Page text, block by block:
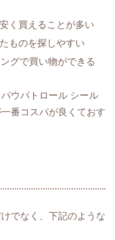
く買えることが多い
ものを探しやすい
グで買い物ができる
ウパトロール シール
番コスパが良くておす
でなく、下記のような